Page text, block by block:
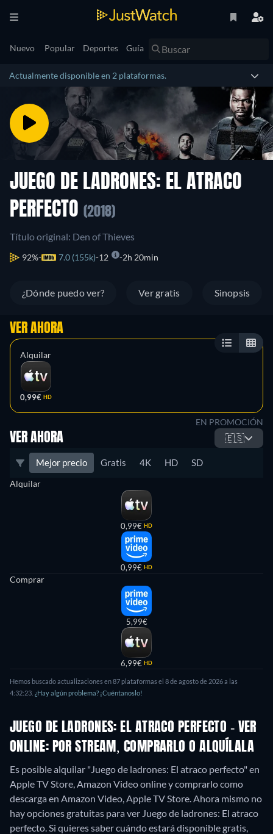
Nuevo Popular Deportes Guía
Actualmente disponible en 2 plataformas.
JUEGO DE LADRONES: EL ATRACO
PERFECTO (2018)
Título original: Den of Thieves
92% 7.0 (155k) 12 2h 20min
¿Dónde puedo ver? Ver gratis Sinopsis
VER AHORA
Alquilar
0,99€ HD
EN PROMOCIÓN
VER AHORA 🇪🇸
Mejor precio Gratis 4K HD SD
Alquilar
0,99€ HD
0,99€ HD
Comprar
5,99€
6,99€ HD
Hemos buscado actualizaciones en 87 plataformas el 8 de agosto de 2026 a las
4:32:23. ¿Hay algún problema? ¡Cuéntanoslo!
JUEGO DE LADRONES: EL ATRACO PERFECTO - VER
ONLINE: POR STREAM, COMPRARLO O ALQUÍLALA
Es posible alquilar "Juego de ladrones: El atraco perfecto" en
Apple TV Store, Amazon Video online y comprarlo como
descarga en Amazon Video, Apple TV Store.Ahora mismo no
hay opciones gratuitas para ver Juego de ladrones: El atraco
perfecto. Si quieres saber cuándo estará disponible gratis,